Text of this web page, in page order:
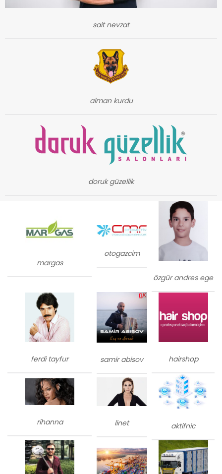
sait nevzat
alman kurdu
doruk güzellik
margas
otogazcim
özgür andres ege
ferdi tayfur samir abisov hairshop
rihanna linet aktifnic